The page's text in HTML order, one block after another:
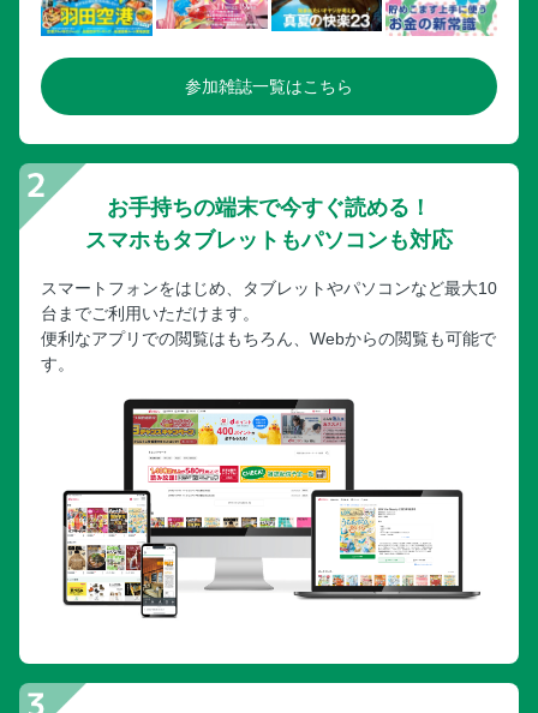
参加雑誌一覧はこちら
お手持ちの端末で今すぐ読める！
スマホもタブレットもパソコンも対応
スマートフォンをはじめ、タブレットやパソコンなど最大10
台までご利用いただけます。
便利なアプリでの閲覧はもちろん、Webからの閲覧も可能で
す。